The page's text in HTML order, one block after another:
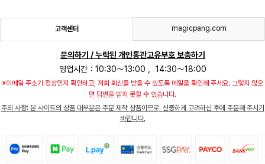
고객센터 magicpang.com
문의하기 / 누락된 개인통관고유부호 보충하기
영업시간：10:30～13:00 ，14:30～18:00
※이메일 주소가 정상인지 확인하고, 저희 회신을 받을 수 있도록 메일을 확인해 주세요. 그렇지 않으
면 답변을 받지 못할 수 있습니다.
주의 사항: 본 사이트의 상품 대부분은 주문 제작 상품이므로, 신중하게 고려하신 후에 주문해 주시기
바랍니다.